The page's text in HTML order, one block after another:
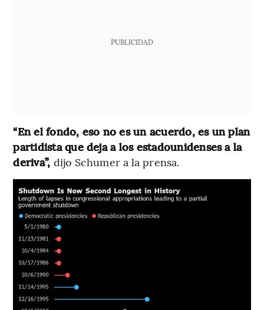
PUBLICIDAD
“En el fondo, eso no es un acuerdo, es un plan
partidista que deja a los estadounidenses a la
deriva”, dijo Schumer a la prensa.